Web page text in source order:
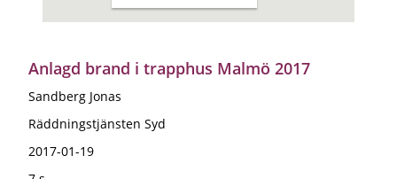
Anlagd brand i trapphus Malmö 2017
Sandberg Jonas
Räddningstjänsten Syd
2017-01-19